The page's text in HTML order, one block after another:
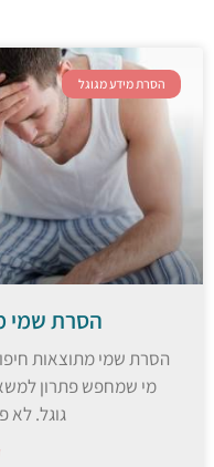
הסרת מידע מגוגל
הסרת שמי
הסרת שמי מתוצאות
מי שמחפש פתרון
גוגל. לא